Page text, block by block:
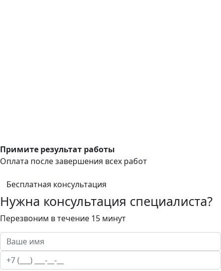
Примите результат работы
Оплата после завершения всех работ
Бесплатная консультация
Нужна консультация специалиста?
Перезвоним в течение 15 минут